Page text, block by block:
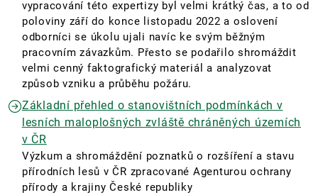
vypracování této expertizy byl velmi krátký čas, a to od
poloviny září do konce listopadu 2022 a oslovení
odborníci se úkolu ujali navíc ke svým běžným
pracovním závazkům. Přesto se podařilo shromáždit
velmi cenný faktografický materiál a analyzovat
způsob vzniku a průběhu požáru.
Základní přehled o stanovištních podmínkách v
lesních maloplošných zvláště chráněných územích
v ČR
Výzkum a shromáždění poznatků o rozšíření a stavu
přírodních lesů v ČR zpracované Agenturou ochrany
přírody a krajiny České republiky